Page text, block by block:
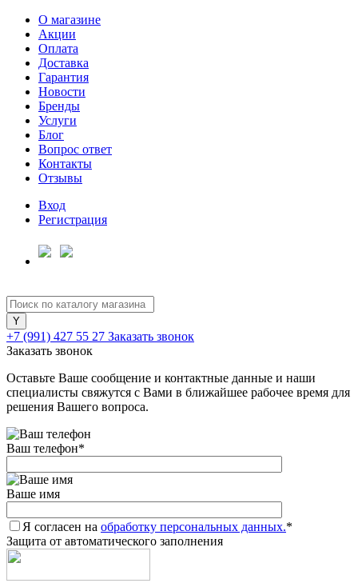
О магазине
Акции
Оплата
Доставка
Гарантия
Новости
Бренды
Услуги
Блог
Вопрос ответ
Контакты
Отзывы
Вход
Регистрация
+7 (991) 427 55 27 Заказать звонок
Заказать звонок
Оставьте Ваше сообщение и контактные данные и наши
специалисты свяжутся с Вами в ближайшее рабочее время для
решения Вашего вопроса.
Ваш телефон*
Ваше имя
Я согласен на обработку персональных данных.*
Защита от автоматического заполнения
Для клиентов всех банков
Разбейте
оплатуна части
без переплат
График платежей
Сегодня
25%
Добавляйте товары
в корзину
Оплачивайте сегодня только
25% картой любого банка
Получайте товар
выбранный способом